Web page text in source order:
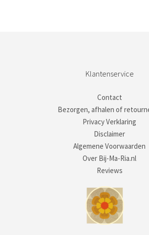
Klantenservice
Contact
Bezorgen, afhalen of
Privacy Verklaring
Disclaimer
Algemene Voorwaarden
Over Bij-Ma-Ria.nl
Reviews